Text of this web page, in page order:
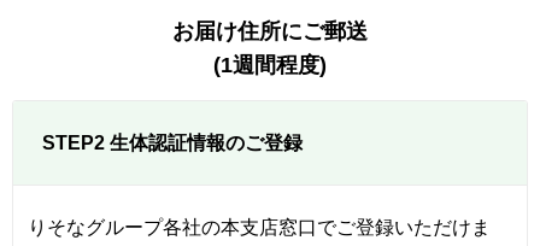
お届け住所にご郵送
(1週間程度)
STEP2 生体認証情報のご登録
りそなグループ各社の本支店窓口でご登録いただけま